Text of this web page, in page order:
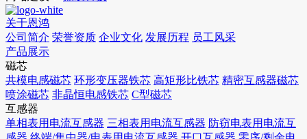
关于恩鸿
公司简介 荣誉资质 企业文化 发展历程 员工风采
产品展示
磁芯
共模电感磁芯 环形变压器铁芯 高矩形比铁芯 精密互感器磁芯
喷涂磁芯 非晶恒电感铁芯 C型磁芯
互感器
单相表用电流互感器 三相表用电流互感器 防窃电表用电流互